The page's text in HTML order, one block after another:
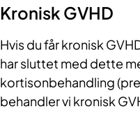
Kronisk GVHD
Hvis du får kronisk
har sluttet med dette
kortisonbehandling
behandler vi kronisk